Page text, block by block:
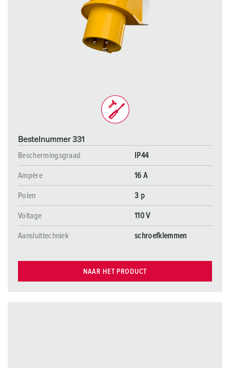
Bestelnummer 331
Beschermingsgraad
IP44
Ampère 16 A
Polen 3 p
Voltage 110 V
Aansluittechniek schroefklemmen
NAAR HET PRODUCT